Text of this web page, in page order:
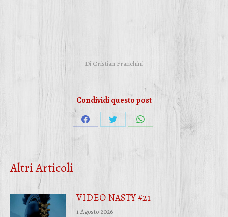
Di Cristian Franchini
Condividi questo post
Condividi
Facebook
CondividiCondividi
Altri Articoli
VIDEO NASTY #21
1 Agosto 2026